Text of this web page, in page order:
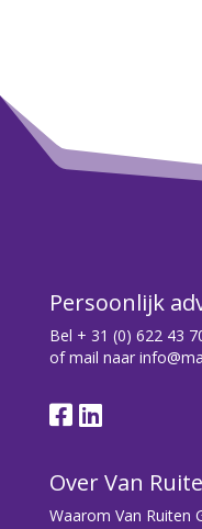
Persoonlijk
Bel + 31 (0) 622 43
of mail naar
Over Van
Waarom Van Ruiten